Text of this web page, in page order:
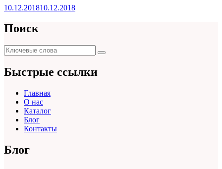
10.12.201810.12.2018
Поиск
Поиск
для:
Поиск
Быстрые ссылки
Главная
О нас
Каталог
Блог
Контакты
Блог